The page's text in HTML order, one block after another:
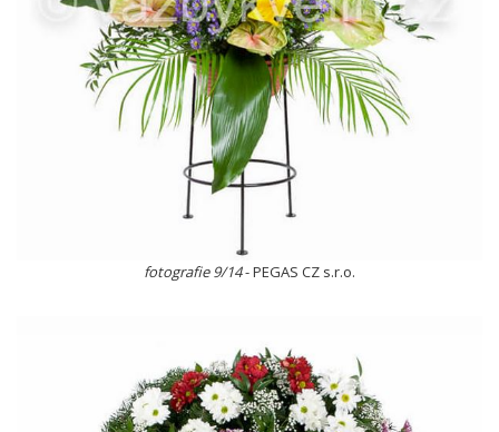
fotografie 9/14- PEGAS CZ s.r.o.